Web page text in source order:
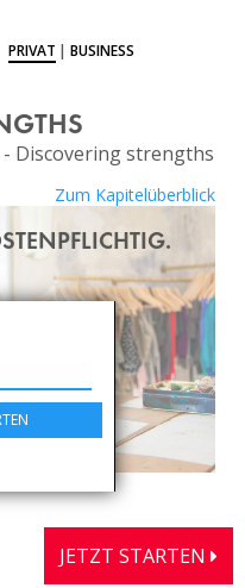
- Einfach Lernen
PRIVAT | BUSINESS
Discovering strengths
Zum Kapitelüberblick
JETZT STARTEN